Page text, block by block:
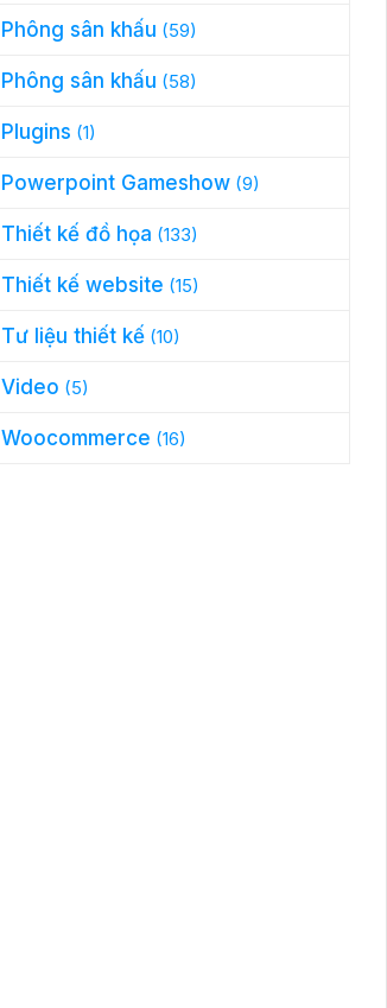
Phông sân khấu (59)
Phông sân khấu (58)
Plugins (1)
Powerpoint Gameshow(9)
Thiết kế đồ họa (133)
Thiết kế website (15)
Tư liệu thiết kế(10)
Video (5)
Woocommerce (16)